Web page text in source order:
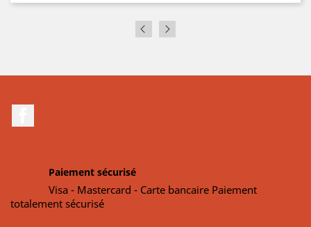
Paiement sécurisé
Visa - Mastercard - Carte bancaire Paiement
totalement sécurisé